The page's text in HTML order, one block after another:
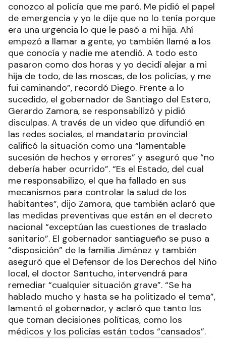
conozco al policía que me paró. Me pidió el papel
de emergencia y yo le dije que no lo tenía porque
era una urgencia lo que le pasó a mi hija. Ahí
empezó a llamar a gente, yo también llamé a los
que conocía y nadie me atendió. A todo esto
pasaron como dos horas y yo decidí alejar a mi
hija de todo, de las moscas, de los policías, y me
fui caminando”, recordó Diego. Frente a lo
sucedido, el gobernador de Santiago del Estero,
Gerardo Zamora, se responsabilizó y pidió
disculpas. A través de un video que difundió en
las redes sociales, el mandatario provincial
calificó la situación como una “lamentable
sucesión de hechos y errores” y aseguró que “no
debería haber ocurrido”. “Es el Estado, del cual
me responsabilizo, el que ha fallado en sus
mecanismos para controlar la salud de los
habitantes”, dijo Zamora, que también aclaró que
las medidas preventivas que están en el decreto
nacional “exceptúan las cuestiones de traslado
sanitario”. El gobernador santiagueño se puso a
“disposición” de la familia Jiménez y también
aseguró que el Defensor de los Derechos del Niño
local, el doctor Santucho, intervendrá para
remediar “cualquier situación grave”. “Se ha
hablado mucho y hasta se ha politizado el tema”,
lamentó el gobernador, y aclaró que tanto los
que toman decisiones políticas, como los
médicos y los policías están todos “cansados”.